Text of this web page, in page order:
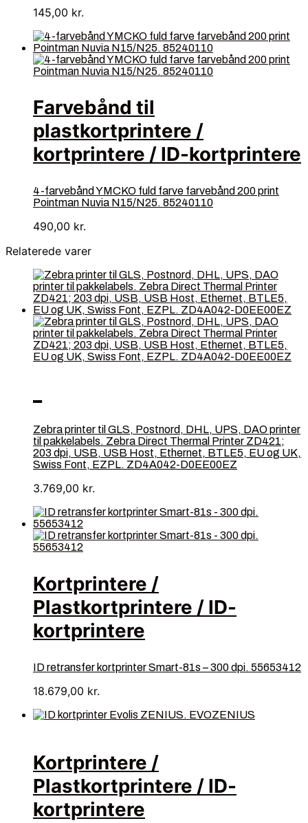
145,00 kr.
Farvebånd til
plastkortprintere /
kortprintere / ID-kortprintere
4-farvebånd YMCKO fuld farve farvebånd 200 print
Pointman Nuvia N15/N25. 85240110
490,00 kr.
Relaterede varer
Zebra printer til GLS, Postnord, DHL, UPS, DAO printer
til pakkelabels. Zebra Direct Thermal Printer ZD421;
203 dpi, USB, USB Host, Ethernet, BTLE5, EU og UK,
Swiss Font, EZPL. ZD4A042-D0EE00EZ
3.769,00 kr.
Kortprintere /
Plastkortprintere / ID-
kortprintere
ID retransfer kortprinter Smart-81s – 300 dpi. 55653412
18.679,00 kr.
Kortprintere /
Plastkortprintere / ID-
kortprintere